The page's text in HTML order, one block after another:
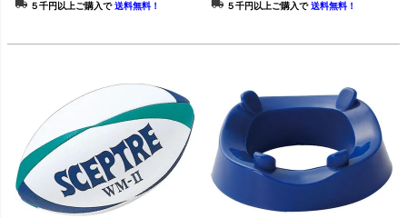
５千円以上ご購入で送料無料！ ５千円以上ご購入で送料無料！